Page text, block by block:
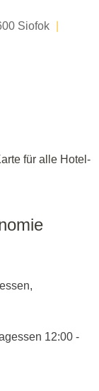
Siofok
für alle Hotel-
12:00 -